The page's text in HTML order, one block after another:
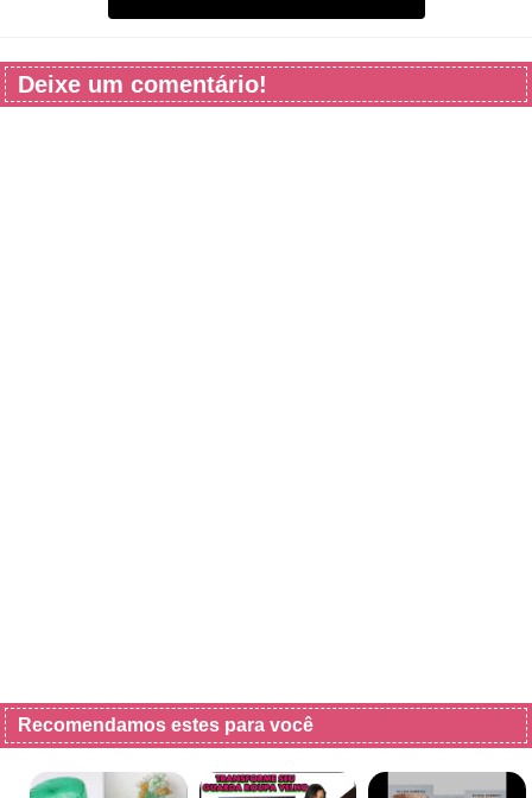
Deixe um comentário!
Recomendamos estes para você